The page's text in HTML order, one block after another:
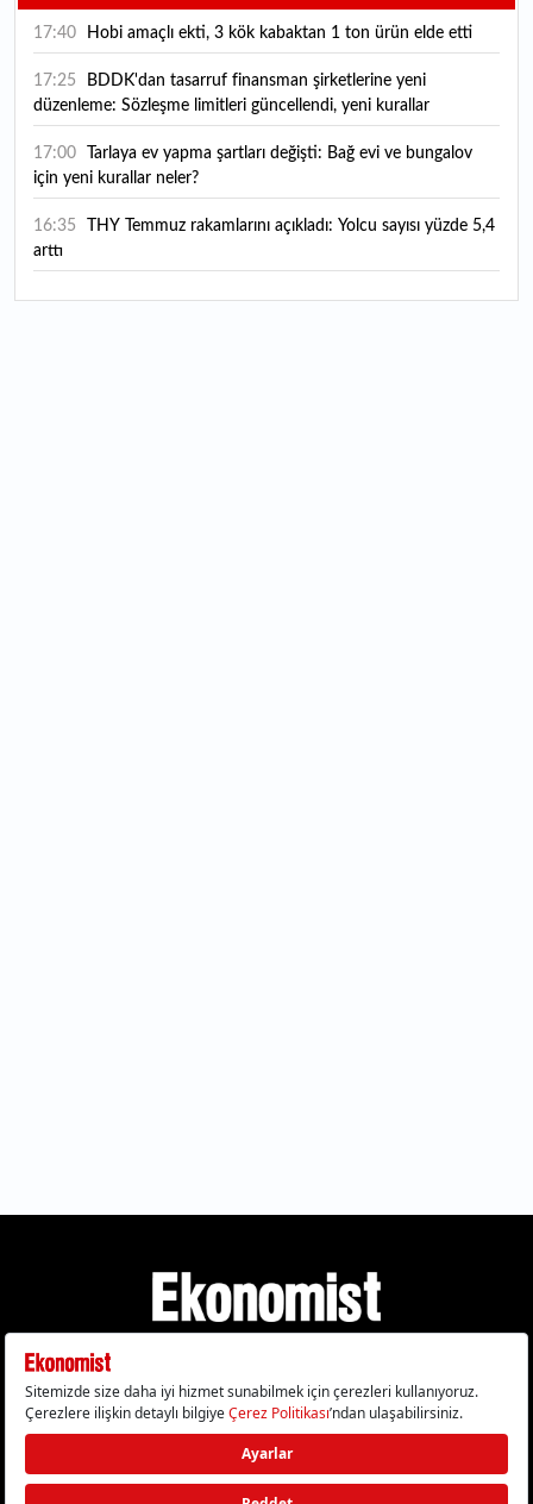
17:40 Hobi amaçlı ekti, 3 kök kabaktan 1 ton ürün elde etti
17:25
düzenleme: Sözleşme limitleri güncellendi, yeni kurallar
yürürlüğe girdi
17:00
için yeni kurallar neler?
16:35
arttı
16:27 Piyasaların beklediği veri geldi: ABD tarım dışı istihdam
Gizlilik Politikası Çerez Politikası Çerezleri Sıfırla
KVKK Metni Künye İletişim